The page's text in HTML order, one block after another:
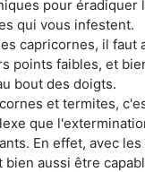
pour éradiquer
qui vous infestent.
capricornes, il faut
points faibles, et
bout des doigts.
et termites,
que
En effet, avec
bien aussi être